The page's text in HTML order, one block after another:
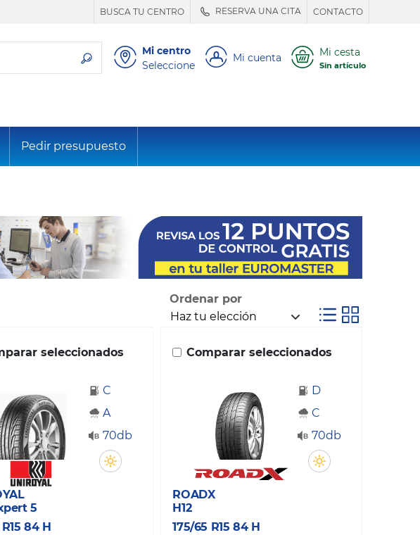
BUSCA TU CENTRO RESERVA UNA CITA CONTACTO
Mi centro
Seleccione
Mi cuenta Mi cesta
Sin artículo
Pedir presupuesto
Ordenar por
seleccionados
C
A
70db
5
84 H
Comparar seleccionados
D
C
70db
ROADX
H12
175/65 R15 84 H